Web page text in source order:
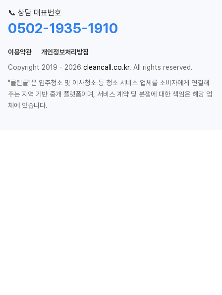
📞 상담 대표번호
0502-1935-1910
이용약관
개인정보처리방침
Copyright 2019 - 2026 cleancall.co.kr. All rights reserved.
"클린콜"은 입주청소 및 이사청소 등 청소 서비스 업체를 소비자에게 연결해
주는 지역 기반 중개 플랫폼이며, 서비스 계약 및 분쟁에 대한 책임은 해당 업
체에 있습니다.